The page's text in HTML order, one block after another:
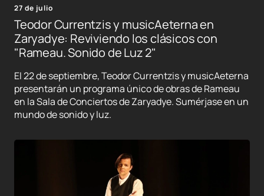
27 de julio
Teodor Currentzis y musicAeterna en
Zaryadye: Reviviendo los clásicos con
"Rameau. Sonido de Luz 2"
El 22 de septiembre, Teodor Currentzis y musicAeterna
presentarán un programa único de obras de Rameau
en la Sala de Conciertos de Zaryadye. Sumérjase en un
mundo de sonido y luz.